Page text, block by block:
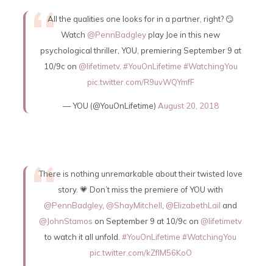
All the qualities one looks for in a partner, right? 😏
Watch @PennBadgleyplay Joe in this new
psychological thriller, YOU, premiering September 9 at
10/9c on @lifetimetv. #YouOnLifetime #WatchingYou
pic.twitter.com/R9uvWQYmfF
— YOU (@YouOnLifetime) August 20, 2018
There is nothing unremarkable about their twisted love
story. 💗 Don’t miss the premiere of YOU with
@PennBadgley, @ShayMitchell, @ElizabethLail and
@JohnStamos on September 9 at 10/9c on @lifetimetv
to watch it all unfold.#YouOnLifetime #WatchingYou
pic.twitter.com/kZfIM56KoO